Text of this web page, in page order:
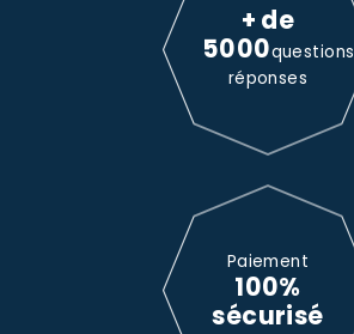
+ de
5000questions
réponses
Paiement
100%
sécurisé